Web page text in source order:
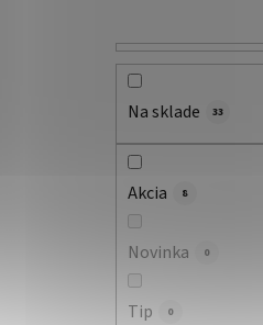
Na sklade 33
Akcia 8
Novinka 0
Tip 0